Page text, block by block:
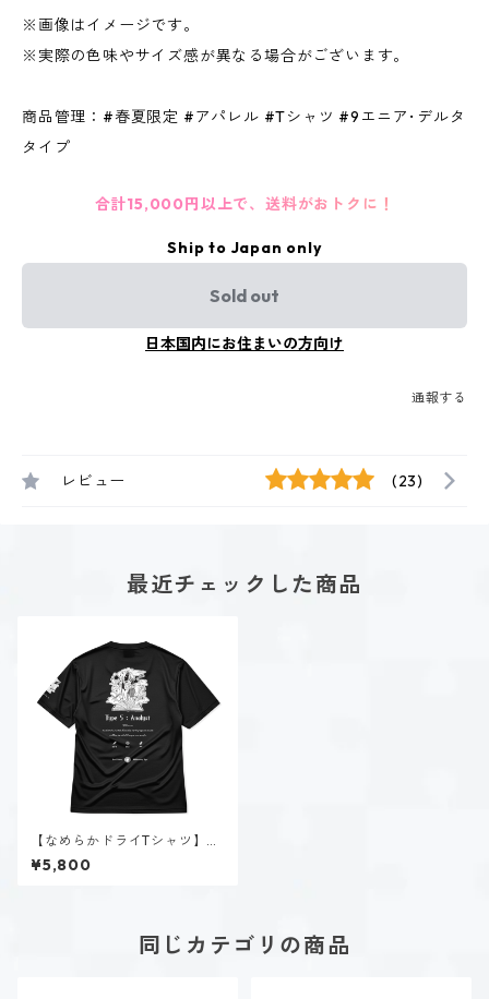
※画像はイメージです。
※実際の色味やサイズ感が異なる場合がございます。
商品管理：#春夏限定 #アパレル #Tシャツ #9エニア･デルタ
タイプ
合計15,000円以上で、送料がおトクに！
Ship to Japan only
Sold out
日本国内にお住まいの方向け
通報する
レビュー (23)
最近チェックした商品
【なめらかドライTシャツ】タ
イプ５-考える人（ダーク）｜
ブラック
¥5,800
同じカテゴリの商品